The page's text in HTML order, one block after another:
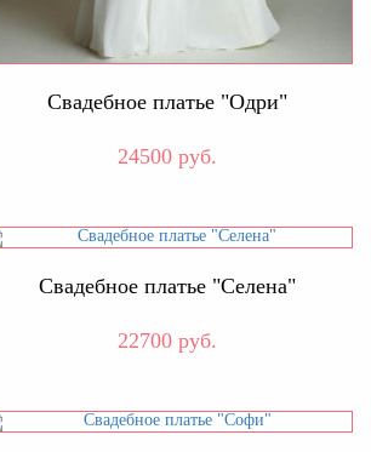
Свадебное платье "Одри"
24500 руб.
Свадебное платье "Селена"
22700 руб.